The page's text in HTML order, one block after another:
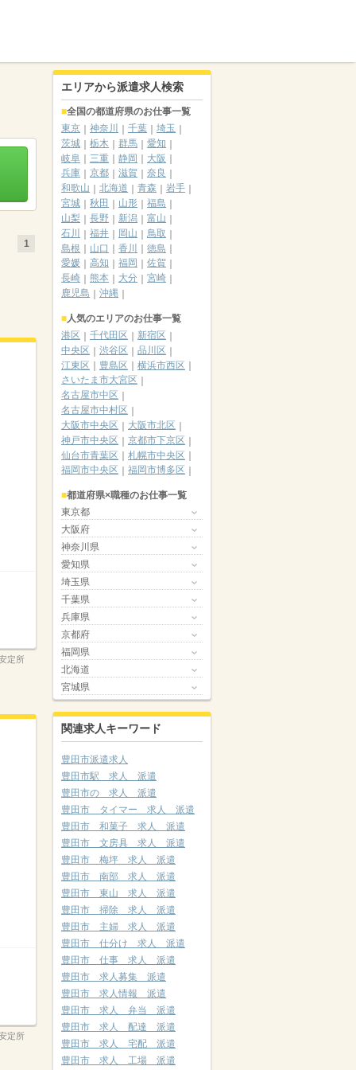
1
定所
定所
エリアから派遣求人検索
全国の都道府県のお仕事一覧
東京
神奈川 千葉
埼玉
茨城
栃木 群馬
愛知
岐阜
三重 静岡
大阪
兵庫
京都 滋賀
奈良
和歌山
北海道 青森
岩手
宮城
秋田 山形
福島
山梨
長野 新潟
富山
石川
福井 岡山
鳥取
島根
山口 香川
徳島
愛媛
高知 福岡
佐賀
長崎
熊本 大分
宮崎
鹿児島
沖縄
人気のエリアのお仕事一覧
港区
千代田区
新宿区
中央区
渋谷区
品川区
江東区
豊島区
横浜市西区
さいたま市大宮区
名古屋市中区
名古屋市中村区
大阪市中央区
大阪市北区
神戸市中央区
京都市下京区
仙台市青葉区
札幌市中央区
福岡市中央区
福岡市博多区
都道府県×職種のお仕事一覧
東京都
大阪府
神奈川県
愛知県
埼玉県
千葉県
兵庫県
京都府
福岡県
北海道
宮城県
関連求人キーワード
豊田市派遣求人
豊田市駅 求人 派遣
豊田市の 求人 派遣
豊田市 タイマー 求人 派遣
豊田市 和菓子 求人 派遣
豊田市 文房具 求人 派遣
豊田市 梅坪 求人 派遣
豊田市 南部 求人 派遣
豊田市 東山 求人 派遣
豊田市 掃除 求人 派遣
豊田市 主婦 求人 派遣
豊田市 仕分け 求人 派遣
豊田市 仕事 求人 派遣
豊田市 求人募集 派遣
豊田市 求人情報 派遣
豊田市 求人 弁当 派遣
豊田市 求人 配達 派遣
豊田市 求人 宅配 派遣
豊田市 求人 工場 派遣